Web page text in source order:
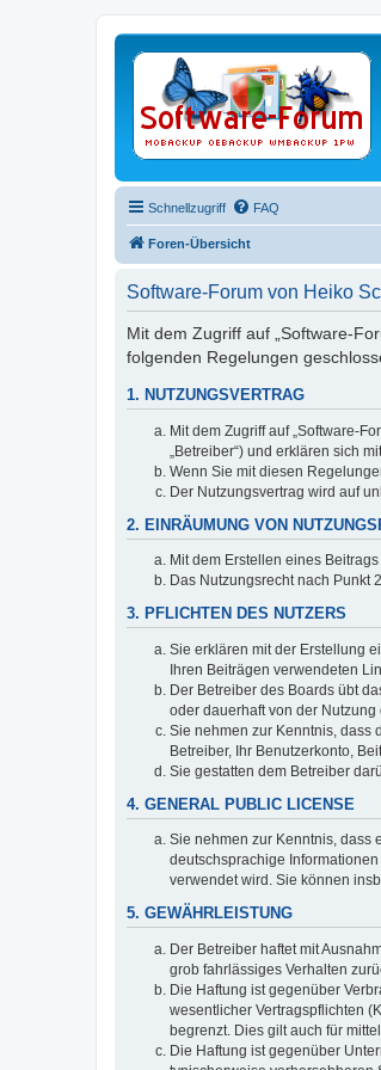
Schnellzugriff FAQ
Foren-Übersicht
Software-Forum von Heiko
Mit dem Zugriff auf „Software-
folgenden Regelungen
1. NUTZUNGSVERTRAG
Mit dem Zugriff auf „Software-
„Betreiber“) und erklären sich
Wenn Sie mit diesen
Der Nutzungsvertrag wird auf
2. EINRÄUMUNG VON
Mit dem Erstellen eines
Das Nutzungsrecht nach Punkt
3. PFLICHTEN DES NUTZERS
Sie erklären mit der Erstellung
Ihren Beiträgen verwendeten
Der Betreiber des Boards übt
oder dauerhaft von der
Sie nehmen zur Kenntnis, dass
Betreiber, Ihr Benutzerkonto,
Sie gestatten dem Betreiber
4. GENERAL PUBLIC LICENSE
Sie nehmen zur Kenntnis, dass
deutschsprachige
verwendet wird. Sie können
5. GEWÄHRLEISTUNG
Der Betreiber haftet mit
grob fahrlässiges Verhalten
Die Haftung ist gegenüber
wesentlicher Vertragspflichten
begrenzt. Dies gilt auch für
Die Haftung ist gegenüber